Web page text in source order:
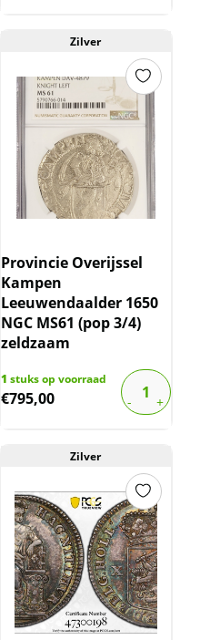
Zilver
Provincie Overijssel
Kampen
Leeuwendaalder 1650
NGC MS61 (pop 3/4)
zeldzaam
1 stuks op voorraad
€795,00
Zilver